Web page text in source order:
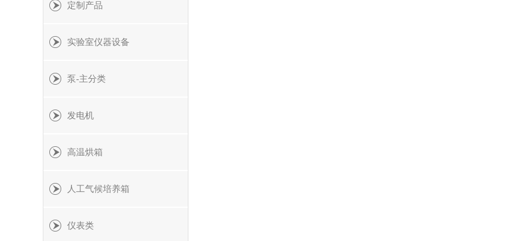
定制产品
实验室仪器设备
泵-主分类
发电机
高温烘箱
人工气候培养箱
仪表类